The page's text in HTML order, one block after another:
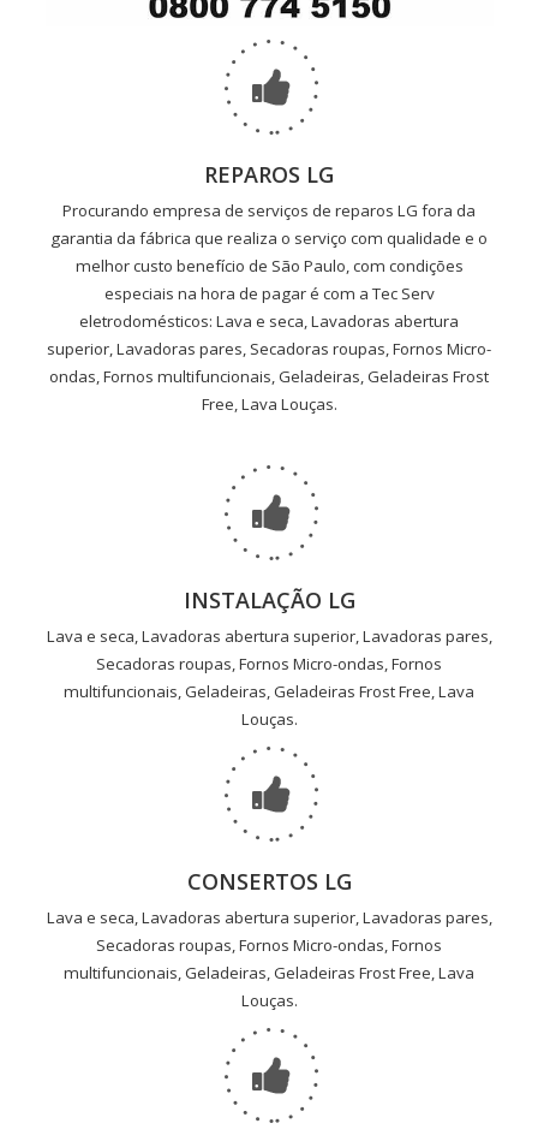
REPAROS LG
Procurando empresa de serviços de reparos LG fora da
garantia da fábrica que realiza o serviço com qualidade e o
melhor custo benefício de São Paulo, com condições
especiais na hora de pagar é com a Tec Serv
eletrodomésticos: Lava e seca, Lavadoras abertura
superior, Lavadoras pares, Secadoras roupas, Fornos Micro-
ondas, Fornos multifuncionais, Geladeiras, Geladeiras Frost
Free, Lava Louças.
INSTALAÇÃO LG
Lava e seca, Lavadoras abertura superior, Lavadoras pares,
Secadoras roupas, Fornos Micro-ondas, Fornos
multifuncionais, Geladeiras, Geladeiras Frost Free, Lava
Louças.
CONSERTOS LG
Lava e seca, Lavadoras abertura superior, Lavadoras pares,
Secadoras roupas, Fornos Micro-ondas, Fornos
multifuncionais, Geladeiras, Geladeiras Frost Free, Lava
Louças.